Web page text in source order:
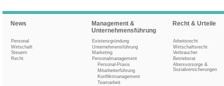
News
Personal
Wirtschaft
Steuern
Recht
Management &
Unternehmensführung
Existenzgründung
Unternehmensführung
Marketing
Personalmanagement
Personal-Praxis
Mitarbeiterführung
Konfliktmanagement
Teamarbeit
Recht & Urteile
Arbeitsrecht
Wirtschaftsrecht
Verbraucher
Betriebsrat
Altersvorsorge &
Sozialversicherungen